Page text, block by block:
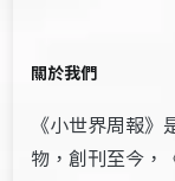
關於我們
《小世界周報
物，創刊至今，